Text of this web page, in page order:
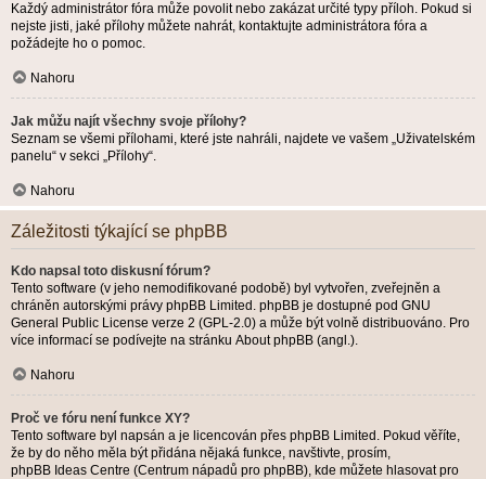
Každý administrátor fóra může povolit nebo zakázat určité typy příloh. Pokud si
nejste jisti, jaké přílohy můžete nahrát, kontaktujte administrátora fóra a
požádejte ho o pomoc.
Nahoru
Jak můžu najít všechny svoje přílohy?
Seznam se všemi přílohami, které jste nahráli, najdete ve vašem „Uživatelském
panelu“ v sekci „Přílohy“.
Nahoru
Záležitosti týkající se phpBB
Kdo napsal toto diskusní fórum?
Tento software (v jeho nemodifikované podobě) byl vytvořen, zveřejněn a
chráněn autorskými právy phpBB Limited . phpBB je dostupné pod GNU
General Public License verze 2 (GPL-2.0) a může být volně distribuováno. Pro
více informací se podívejte na stránku About phpBB (angl.).
Nahoru
Proč ve fóru není funkce XY?
Tento software byl napsán a je licencován přes phpBB Limited. Pokud věříte,
že by do něho měla být přidána nějaká funkce, navštivte, prosím,
phpBB Ideas Centre (Centrum nápadů pro phpBB), kde můžete hlasovat pro